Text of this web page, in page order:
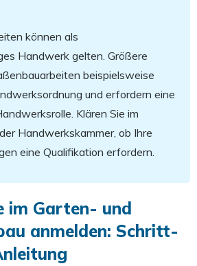
können als
Handwerk gelten. Größere
beispielsweise
und erfordern eine
Klären Sie im
Handwerkskammer, ob Ihre
eine Qualifikation erfordern.
im Garten- und
anmelden: Schritt-